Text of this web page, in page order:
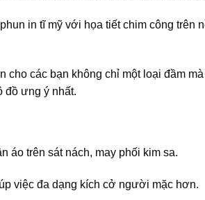
in tĩ mỹ với họa tiết chim công trên
các bạn không chỉ một loại đầm
đồ ưng ý nhất.
áo trên sát nách, may phối kim sa.
việc đa dạng kích cở người mặc hơn.